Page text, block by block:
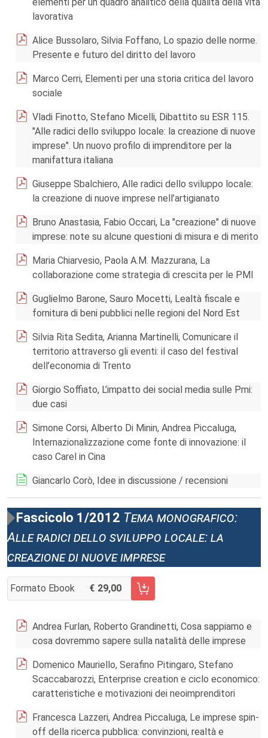
lavorativa
Alice Bussolaro, Silvia Foffano, Lo spazio delle norme.
Presente e futuro del diritto del lavoro
Marco Cerri, Elementi per una storia critica del lavoro
sociale
Vladi Finotto, Stefano Micelli, Dibattito su ESR 115.
"Alle radici dello sviluppo locale: la creazione di nuove
imprese". Un nuovo profilo di imprenditore per la
manifattura italiana
Giuseppe Sbalchiero, Alle radici dello sviluppo locale:
la creazione di nuove imprese nell’artigianato
Bruno Anastasia, Fabio Occari, La "creazione" di nuove
imprese: note su alcune questioni di misura e di merito
Maria Chiarvesio, Paola A.M. Mazzurana, La
collaborazione come strategia di crescita per le PMI
Guglielmo Barone, Sauro Mocetti, Lealtà fiscale e
fornitura di beni pubblici nelle regioni del Nord Est
Silvia Rita Sedita, Arianna Martinelli, Comunicare il
territorio attraverso gli eventi: il caso del festival
dell’economia di Trento
Giorgio Soffiato, L’impatto dei social media sulle Pmi:
due casi
Simone Corsi, Alberto Di Minin, Andrea Piccaluga,
Internazionalizzazione come fonte di innovazione: il
caso Carel in Cina
Giancarlo Corò, Idee in discussione / recensioni
Fascicolo 1/2012 Tema monografico:
Alle radici dello sviluppo locale: la
creazione di nuove imprese
Formato Ebook 29,00
AGGIUNGI AL CARRELLO FASCICOLO 1/2012
Andrea Furlan, Roberto Grandinetti, Cosa sappiamo e
cosa dovremmo sapere sulla natalità delle imprese
Domenico Mauriello, Serafino Pitingaro, Stefano
Scaccabarozzi, Enterprise creation e ciclo economico:
caratteristiche e motivazioni dei neoimprenditori
Francesca Lazzeri, Andrea Piccaluga, Le imprese spin-
off della ricerca pubblica: convinzioni, realtà e